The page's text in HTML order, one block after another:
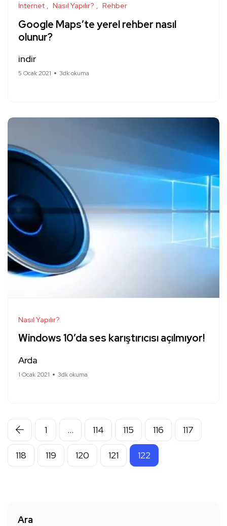
İnternet Nasıl Yapılır? Rehber
Google Maps’te yerel rehber nasıl
olunur?
indir
5 Ocak 2021 3dk okuma
Nasıl Yapılır?
Windows 10’da ses karıştırıcısı açılmıyor!
Arda
1 Ocak 2021 3dk okuma
1 … 114 115 116 117
118 119 120 121 122
Ara